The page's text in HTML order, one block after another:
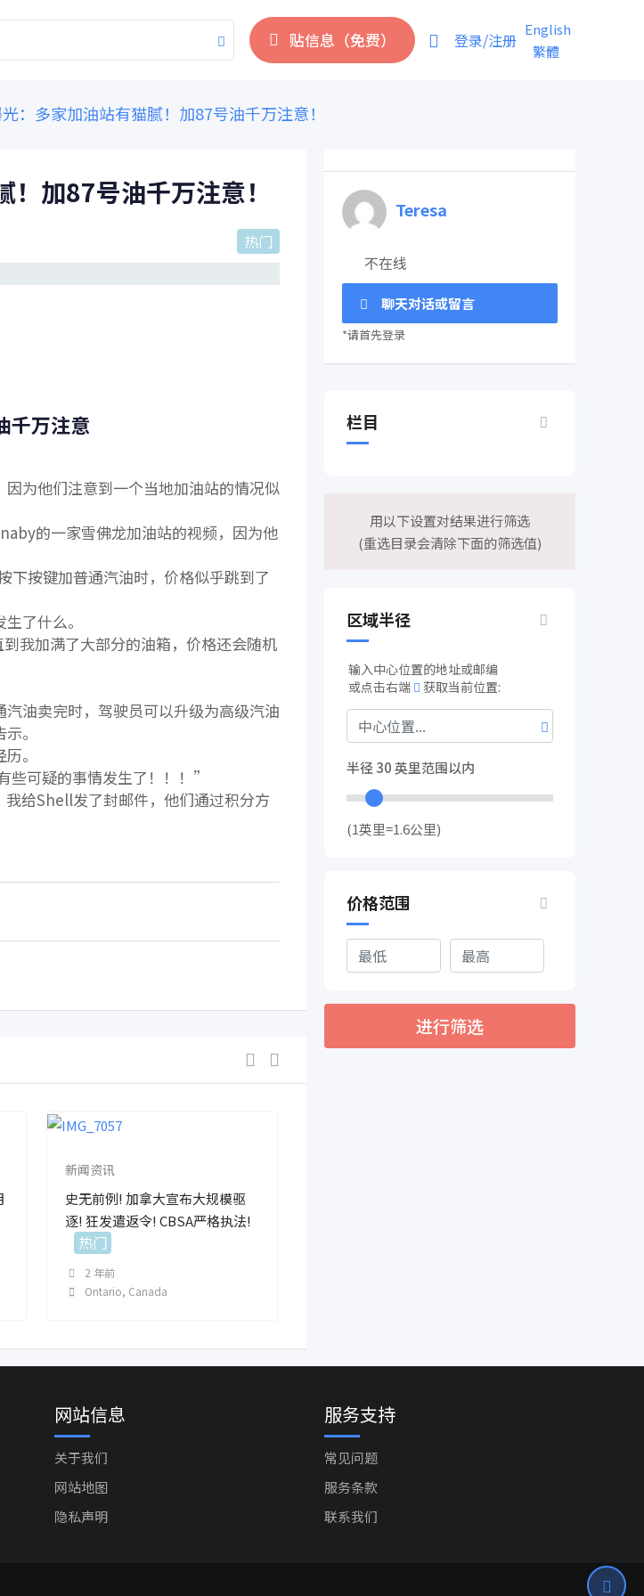
贴信息（免费） 登录/注册
English
繁體
：多家加油站有猫腻！加87号油千万注意！
加87号油千万注意！
热门
千万注意
为他们注意到一个当地加油站的情况似
的一家雪佛龙加油站的视频，因为他
下按键加普通汽油时，价格似乎跳到了
了什么。
我加满了大部分的油箱，价格还会随机
油卖完时，驾驶员可以升级为高级汽油
。
。
可疑的事情发生了！！！”
给Shell发了封邮件，他们通过积分方
新闻资讯
史无前例! 加拿大宣布大规模驱
逐! 狂发遣返令! CBSA严格执法!
热门
2 年前
Ontario, Canada
Teresa
不在线
聊天对话或留言
*请首先登录
栏目
用以下设置对结果进行筛选
(重选目录会清除下面的筛选值)
区域半径
输入中心位置的地址或邮编
或点击右端
获取当前位置:
半径30英里范围以内
(1英里=1.6公里)
价格范围
进行筛选
网站信息
关于我们
网站地图
隐私声明
服务支持
常见问题
服务条款
联系我们